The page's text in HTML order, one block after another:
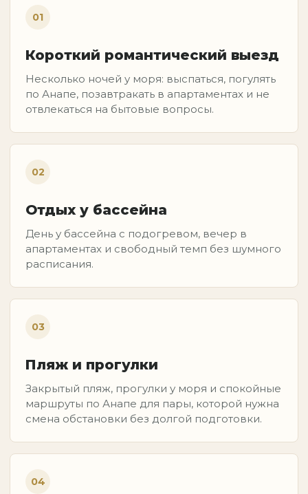
01
Короткий романтический выезд
Несколько ночей у моря: выспаться, погулять
по Анапе, позавтракать в апартаментах и не
отвлекаться на бытовые вопросы.
02
Отдых у бассейна
День у бассейна с подогревом, вечер в
апартаментах и свободный темп без шумного
расписания.
03
Пляж и прогулки
Закрытый пляж, прогулки у моря и спокойные
маршруты по Анапе для пары, которой нужна
смена обстановки без долгой подготовки.
04